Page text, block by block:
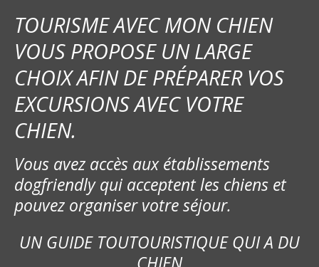
i
o
n
d
e
l
’
a
r
TOURISME AVEC MON CHIEN
VOUS PROPOSE UN LARGE
CHOIX AFIN DE PRÉPARER VOS
EXCURSIONS AVEC VOTRE
CHIEN.
Vous avez accès aux établissements
dogfriendly qui acceptent les chiens et
pouvez organiser votre séjour.
UN GUIDE TOUTOURISTIQUE QUI A DU